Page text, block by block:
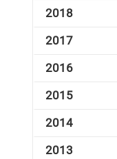
2018
2017
2016
2015
2014
2013